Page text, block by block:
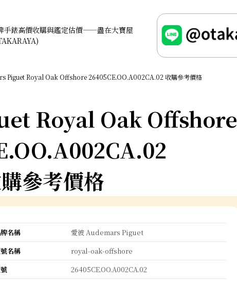
手錶高價收購與鑑定估價——盡在大寶屋
Piguet Royal Oak Offshore 26405CE.OO.A002CA.02 收購參考價格
Royal Oak Offshore
參考價格
名稱
愛彼 Audemars Piguet
名稱
royal-oak-offshore
26405CE.OO.A002CA.02